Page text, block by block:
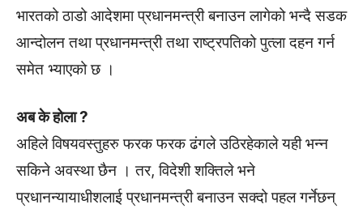
भारतको ठाडो आदेशमा प्रधानमन्त्री बनाउन लागेको भन्दै सडक
आन्दोलन तथा प्रधानमन्त्री तथा राष्ट्रपतिको पुत्ला दहन गर्न
समेत भ्याएको छ ।
अब के होला ?
अहिले विषयवस्तुहरु फरक फरक ढंगले उठिरहेकाले यही भन्न
सकिने अवस्था छैन । तर, विदेशी शक्तिले भने
प्रधानन्यायाधीशलाई प्रधानमन्त्री बनाउन सक्दो पहल गर्नेछन्